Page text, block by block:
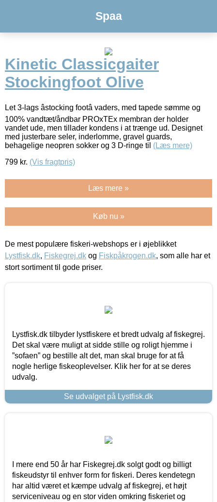
Spaa
Kinetic Classicgaiter
Stockingfoot Olive
Let 3-lags âstocking footâ vaders, med tapede sømme og
100% vandtæt/åndbar PROxTEx membran der holder
vandet ude, men tillader kondens i at trænge ud. Designet
med justerbare seler, inderlomme, gravel guards,
behagelige neopren sokker og 3 D-ringe til (Læs mere)
799 kr. (Vis fragtpris)
Læs mere »
Køb nu »
De mest populære fiskeri-webshops er i øjeblikket
Lystfisk.dk, Fiskegrej.dk og Fiskpåkrogen.dk, som alle har et
stort sortiment til gode priser.
Lystfisk.dk tilbyder lystfiskere et bredt udvalg af fiskegrej.
Det skal være muligt at sidde stille og roligt hjemme i
”sofaen” og bestille alt det, man skal bruge for at få
nogle herlige fiskeoplevelser. Klik her for at se deres
udvalg.
Se udvalget på Lystfisk.dk
I mere end 50 år har Fiskegrej.dk solgt godt og billigt
fiskeudstyr til enhver form for fiskeri. Deres kendetegn
har altid været et kæmpe udvalg af fiskegrej, et højt
serviceniveau og en stor viden omkring fiskeriet og